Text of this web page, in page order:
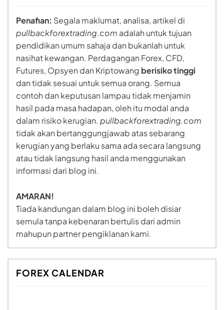
Penafian: Segala maklumat, analisa, artikel di
pullbackforextrading.com adalah untuk tujuan
pendidikan umum sahaja dan bukanlah untuk
nasihat kewangan. Perdagangan Forex, CFD,
Futures, Opsyen dan Kriptowang berisiko tinggi
dan tidak sesuai untuk semua orang. Semua
contoh dan keputusan lampau tidak menjamin
hasil pada masa hadapan, oleh itu modal anda
dalam risiko kerugian. pullbackforextrading.com
tidak akan bertanggungjawab atas sebarang
kerugian yang berlaku sama ada secara langsung
atau tidak langsung hasil anda menggunakan
informasi dari blog ini.
AMARAN!
Tiada kandungan dalam blog ini boleh disiar
semula tanpa kebenaran bertulis dari admin
mahupun partner pengiklanan kami.
FOREX CALENDAR